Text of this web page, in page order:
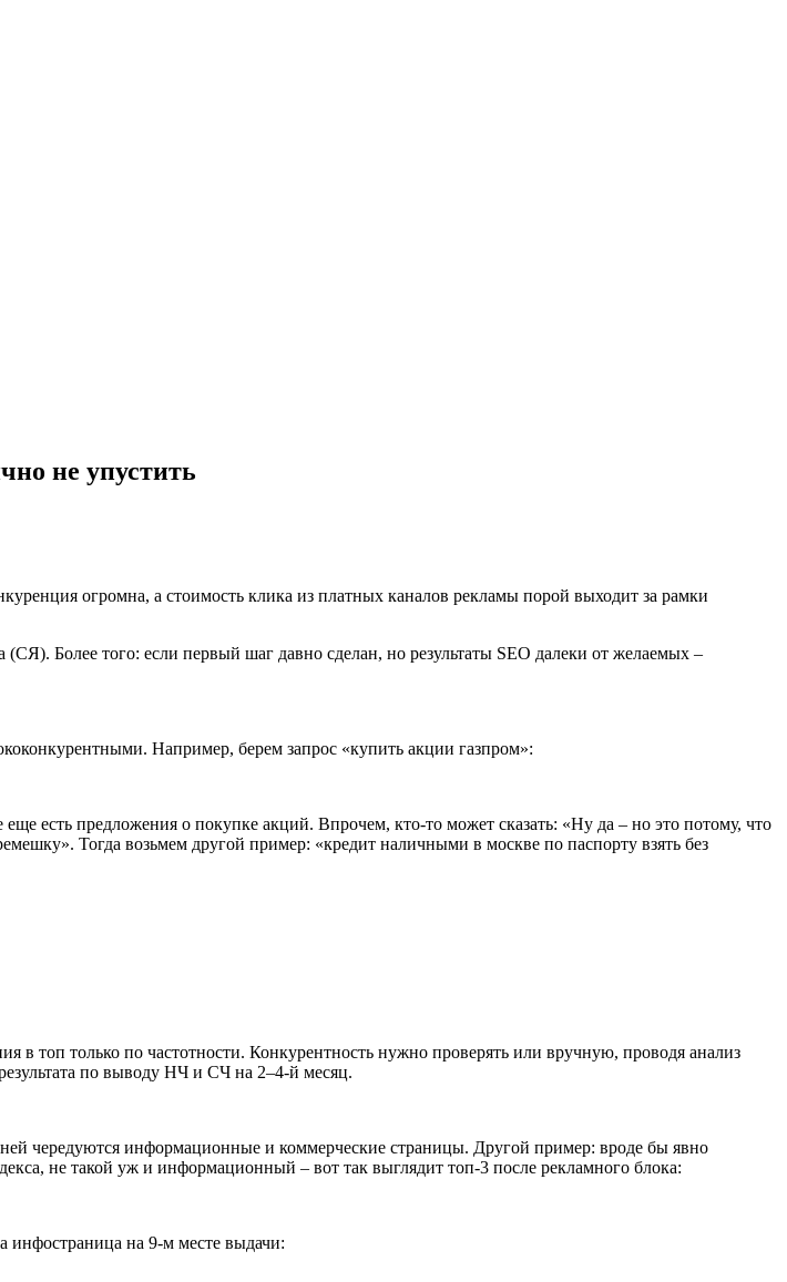
не упустить
огромна, а стоимость клика из платных каналов рекламы порой выходит за рамки
Более того: если первый шаг давно сделан, но результаты SEO далеки от желаемых –
Например, берем запрос «купить акции газпром»:
есть предложения о покупке акций. Впрочем, кто-то может сказать: «Ну да – но это потому, что
Тогда возьмем другой пример: «кредит наличными в москве по паспорту взять без
в топ только по частотности. Конкурентность нужно проверять или вручную, проводя анализ
по выводу НЧ и СЧ на 2–4-й месяц.
чередуются информационные и коммерческие страницы. Другой пример: вроде бы явно
не такой уж и информационный – вот так выглядит топ-3 после рекламного блока:
инфостраница на 9-м месте выдачи: